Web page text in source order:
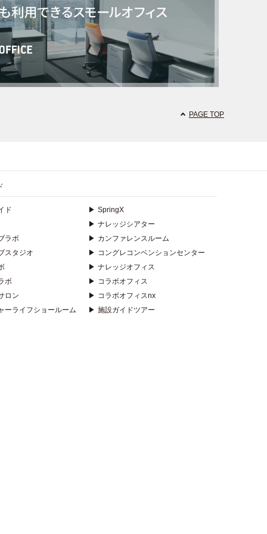
PAGE TOP
ド
ラボ
スタジオ
ボ
ロン
ーライフショールーム
▶ SpringX
▶ ナレッジシアター
▶ カンファレンスルーム
▶ コングレコンベンションセンター
▶ ナレッジオフィス
▶ コラボオフィス
▶ コラボオフィスnx
▶ 施設ガイドツアー